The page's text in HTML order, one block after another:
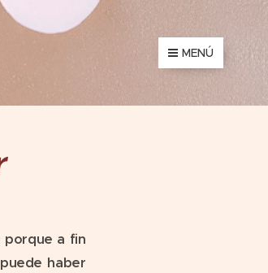
MENÚ
porque a fin
haber